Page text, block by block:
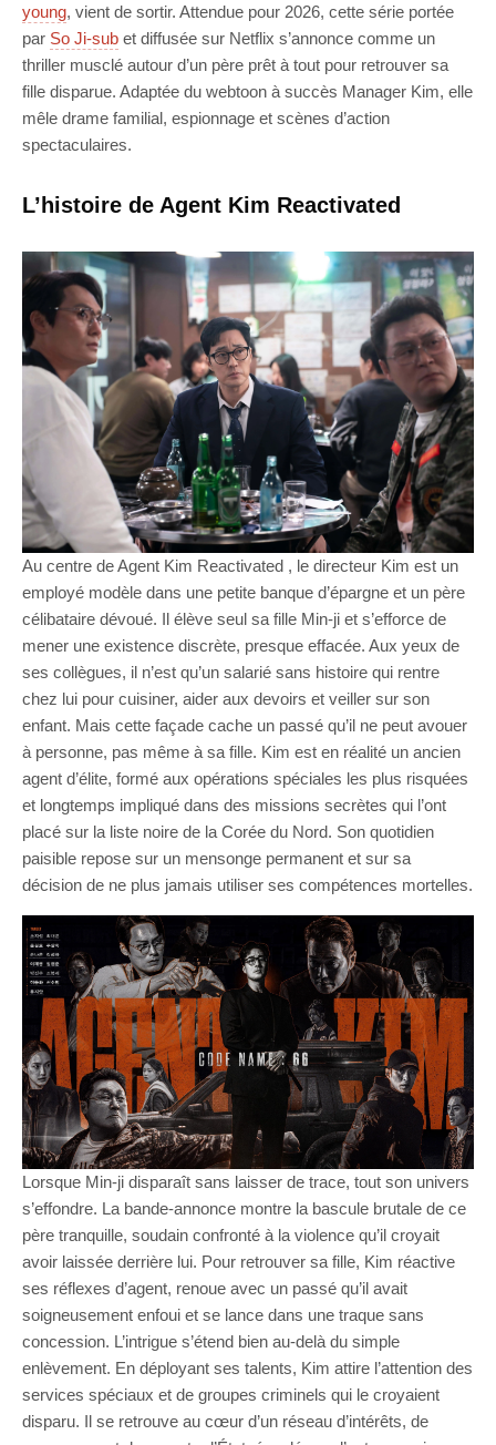
young, vient de sortir. Attendue pour 2026, cette série portée
par So Ji-sub et diffusée sur Netflix s’annonce comme un
thriller musclé autour d’un père prêt à tout pour retrouver sa
fille disparue. Adaptée du webtoon à succès Manager Kim, elle
mêle drame familial, espionnage et scènes d’action
spectaculaires.
L’histoire de Agent Kim Reactivated
Au centre de Agent Kim Reactivated , le directeur Kim est un
employé modèle dans une petite banque d’épargne et un père
célibataire dévoué. Il élève seul sa fille Min-ji et s’efforce de
mener une existence discrète, presque effacée. Aux yeux de
ses collègues, il n’est qu’un salarié sans histoire qui rentre
chez lui pour cuisiner, aider aux devoirs et veiller sur son
enfant. Mais cette façade cache un passé qu’il ne peut avouer
à personne, pas même à sa fille. Kim est en réalité un ancien
agent d’élite, formé aux opérations spéciales les plus risquées
et longtemps impliqué dans des missions secrètes qui l’ont
placé sur la liste noire de la Corée du Nord. Son quotidien
paisible repose sur un mensonge permanent et sur sa
décision de ne plus jamais utiliser ses compétences mortelles.
Lorsque Min-ji disparaît sans laisser de trace, tout son univers
s’effondre. La bande-annonce montre la bascule brutale de ce
père tranquille, soudain confronté à la violence qu’il croyait
avoir laissée derrière lui. Pour retrouver sa fille, Kim réactive
ses réflexes d’agent, renoue avec un passé qu’il avait
soigneusement enfoui et se lance dans une traque sans
concession. L’intrigue s’étend bien au-delà du simple
enlèvement. En déployant ses talents, Kim attire l’attention des
services spéciaux et de groupes criminels qui le croyaient
disparu. Il se retrouve au cœur d’un réseau d’intérêts, de